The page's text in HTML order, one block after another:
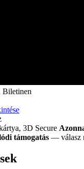
Biletinen
3D Secure
támogatás — válasz